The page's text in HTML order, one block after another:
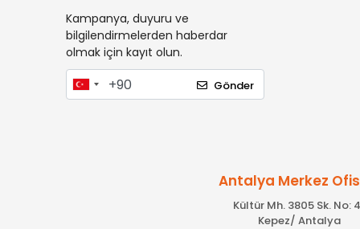
Kampanya, duyuru ve
bilgilendirmelerden haberdar
olmak için kayıt olun.
Gönder
Antalya Merkez Ofis
Kültür Mh. 3805 Sk. No:
Kepez/ Antalya